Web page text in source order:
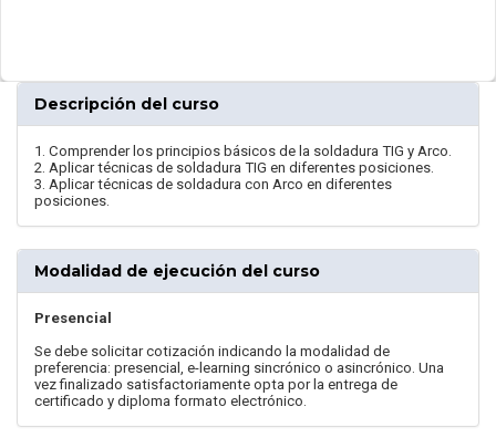
Descripción del curso
1. Comprender los principios básicos de la soldadura TIG y Arco.
2. Aplicar técnicas de soldadura TIG en diferentes posiciones.
3. Aplicar técnicas de soldadura con Arco en diferentes
posiciones.
Modalidad de ejecución del curso
Presencial
Se debe solicitar cotización indicando la modalidad de
preferencia: presencial, e-learning sincrónico o asincrónico. Una
vez finalizado satisfactoriamente opta por la entrega de
certificado y diploma formato electrónico.